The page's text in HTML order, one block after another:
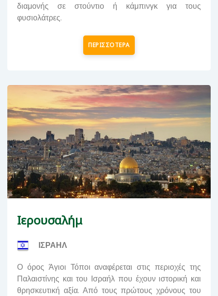
διαμονής σε στούντιο ή κάμπινγκ για τους
φυσιολάτρες.
ΠΕΡΙΣΣΟΤΕΡΑ
Iερουσαλήμ
ΙΣΡΑΗΛ
Ο όρος Άγιοι Τόποι αναφέρεται στις περιοχές της
Παλαιστίνης και του Ισραήλ που έχουν ιστορική και
θρησκευτική αξία. Από τους πρώτους χρόνους του